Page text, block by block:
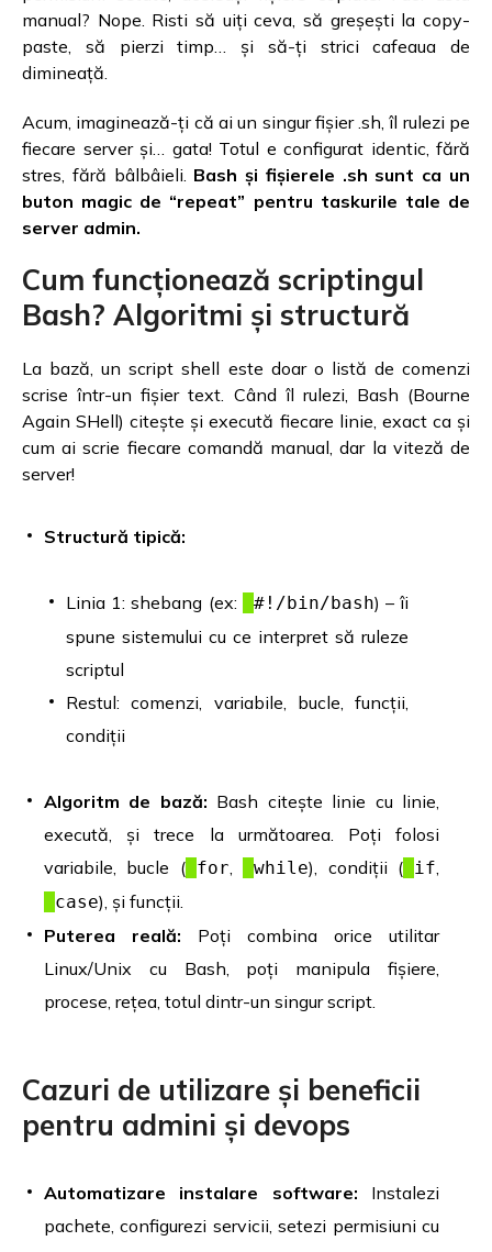
manual? Nope. Risti să uiți ceva, să greșești la copy-
paste, să pierzi timp… și să-ți strici cafeaua de
dimineață.
Acum, imaginează-ți că ai un singur fișier .sh, îl rulezi pe
fiecare server și… gata! Totul e configurat identic, fără
stres, fără bâlbâieli. Bash și fișierele .sh sunt ca un
buton magic de “repeat” pentru taskurile tale de
server admin.
Cum funcționează scriptingul
Bash? Algoritmi și structură
La bază, un script shell este doar o listă de comenzi
scrise într-un fișier text. Când îl rulezi, Bash (Bourne
Again SHell) citește și execută fiecare linie, exact ca și
cum ai scrie fiecare comandă manual, dar la viteză de
server!
Structură tipică:
Linia 1: shebang (ex: #!/bin/bash) – îi
spune sistemului cu ce interpret să ruleze
scriptul
Restul: comenzi, variabile, bucle, funcții,
condiții
Algoritm de bază: Bash citește linie cu linie,
execută, și trece la următoarea. Poți folosi
variabile, bucle ( for while), condiții ( if
case), și funcții.
Puterea reală: Poți combina orice utilitar
Linux/Unix cu Bash, poți manipula fișiere,
procese, rețea, totul dintr-un singur script.
Cazuri de utilizare și beneficii
pentru admini și devops
Automatizare instalare software: Instalezi
pachete, configurezi servicii, setezi permisiuni cu